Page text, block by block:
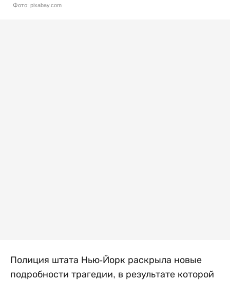
Фото: pixabay.com
Полиция штата Нью-Йорк раскрыла новые
подробности трагедии, в результате которой